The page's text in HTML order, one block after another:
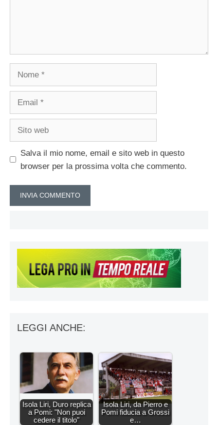
Salva il mio nome, email e sito web in questo
browser per la prossima volta che commento.
LEGGI ANCHE:
Isola Liri, Duro replica
a Pomi: "Non puoi
cedere il titolo"
Isola Liri, da Pierro e
Pomi fiducia a Grossi
e…